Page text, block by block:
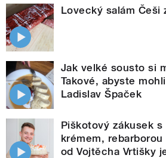
Lovecký salám Češi
Jak velké sousto si
Takové, abyste
Ladislav Špaček
Piškotový zákusek
krémem,
od Vojtěcha Vrtišky